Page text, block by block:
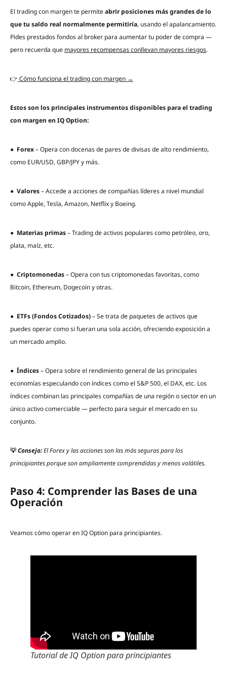
El trading con margen te permiteabrir posiciones más grandes de lo
que tu saldo real normalmente permitiría, usando el apalancamiento.
Pides prestados fondos al broker para aumentar tu poder de compra —
pero recuerda que mayores recompensas conllevan mayores riesgos.
👉 Cómo funciona el trading con margen →
Estos son los principales instrumentos disponibles para el trading
con margen en IQ Option:
● Forex– Opera con docenas de pares de divisas de alto rendimiento,
como EUR/USD, GBP/JPY y más.
● Valores– Accede a acciones de compañías líderes a nivel mundial
como Apple, Tesla, Amazon, Netflix y Boeing.
● Materias primas– Trading de activos populares como petróleo, oro,
plata, maíz, etc.
● Criptomonedas– Opera con tus criptomonedas favoritas, como
Bitcoin, Ethereum, Dogecoin y otras.
● ETFs (Fondos Cotizados)– Se trata de paquetes de activos que
puedes operar como si fueran una sola acción, ofreciendo exposición a
un mercado amplio.
● Índices– Opera sobre el rendimiento general de las principales
economías especulando con índices como el S&P 500, el DAX, etc. Los
índices combinan las principales compañías de una región o sector en un
único activo comerciable — perfecto para seguir el mercado en su
conjunto.
💡Consejo:El Forex y las acciones son las más seguras para los
principiantes porque son ampliamente comprendidas y menos volátiles.
Paso 4: Comprender las Bases de una
Operación
Veamos cómo operar en IQ Option para principiantes.
Tutorial de IQ Option para principiantes